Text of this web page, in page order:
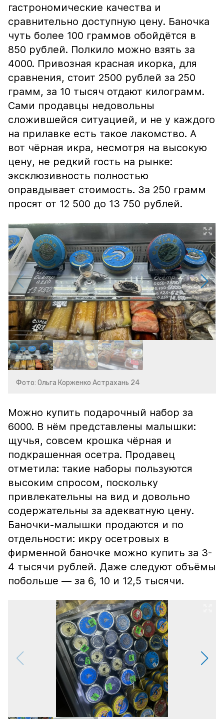
гастрономические качества и
сравнительно доступную цену. Баночка
чуть более 100 граммов обойдётся в
850 рублей. Полкило можно взять за
4000. Привозная красная икорка, для
сравнения, стоит 2500 рублей за 250
грамм, за 10 тысяч отдают килограмм.
Сами продавцы недовольны
сложившейся ситуацией, и не у каждого
на прилавке есть такое лакомство. А
вот чёрная икра, несмотря на высокую
цену, не редкий гость на рынке:
эксклюзивность полностью
оправдывает стоимость. За 250 грамм
просят от 12 500 до 13 750 рублей.
Фото: Ольга Корженко Астрахань 24
Можно купить подарочный набор за
6000. В нём представлены малышки:
щучья, совсем крошка чёрная и
подкрашенная осетра. Продавец
отметила: такие наборы пользуются
высоким спросом, поскольку
привлекательны на вид и довольно
содержательны за адекватную цену.
Баночки-малышки продаются и по
отдельности: икру осетровых в
фирменной баночке можно купить за 3-
4 тысячи рублей. Даже следуют объёмы
побольше — за 6, 10 и 12,5 тысячи.